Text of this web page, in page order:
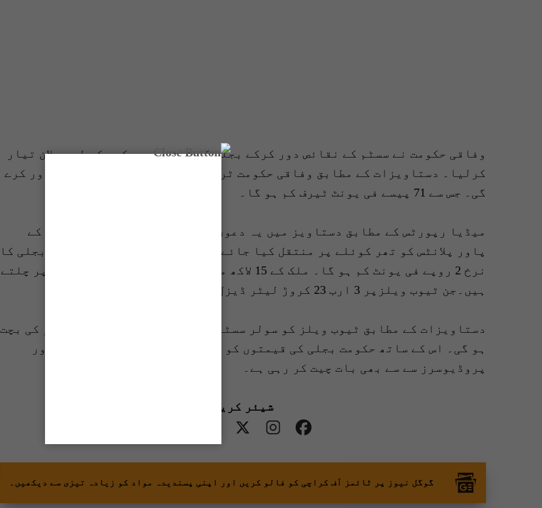
وفاقی حکومت نے سسٹم کے نقائص دور کرکے بجلی کے نرخوں میں کمی کے لیے پلان تیار
کرلیا۔ دستاویزات کے مطابق وفاقی حکومت ٹرانسمیشن سسٹم میں نقائص کو دور کرے
گی۔ جس سے 71 پیسے فی یونٹ ٹیرف کم ہو گا۔
میڈیا رپورٹس کے مطابق دستاویز میں یہ دعویٰ کیا گیا ہے کہ درآمدی کوئلے کے
پاور پلانٹس کو تھر کوئلے پر منتقل کیا جائے گا۔ تھر کوئلے پر منتقلی سے بجلی کا
نرخ 2 روپے فی یونٹ کم ہو گا۔ ملک کے 15 لاکھ میں سے 12 لاکھ ٹیوب ویلز ڈیزل پر چلتے
ہیں۔جن ٹیوب ویلزپر 3 ارب 23 کروڑ لیٹر ڈیزل سالانہ خرچ ہوتا ہے۔
دستاویزات کے مطابق ٹیوب ویلز کو سولر سسٹم پر شفٹ کرنے سے 2 ارب 74 کروڑ کی بچت
ہو گی۔ اس کے ساتھ حکومت بجلی کی قیمتوں کو کم کرنے کے لیے انڈیپنڈنٹ پاور
پروڈیوسرز سے سے بھی بات چیت کر رہی ہے۔
شیئر کریں
گوگل نیوز پر ٹائمز آف کراچی کو فالو کریں اور اپنی پسندیدہ مواد کو زیادہ تیزی سے دیکھیں۔